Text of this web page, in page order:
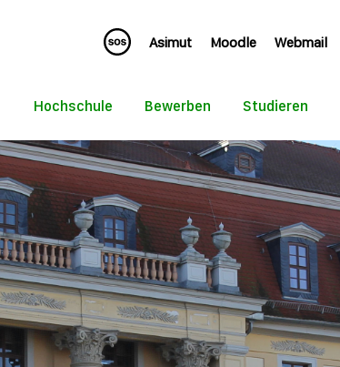
Asimut Moodle Webmail
Hochschule Bewerben Studieren